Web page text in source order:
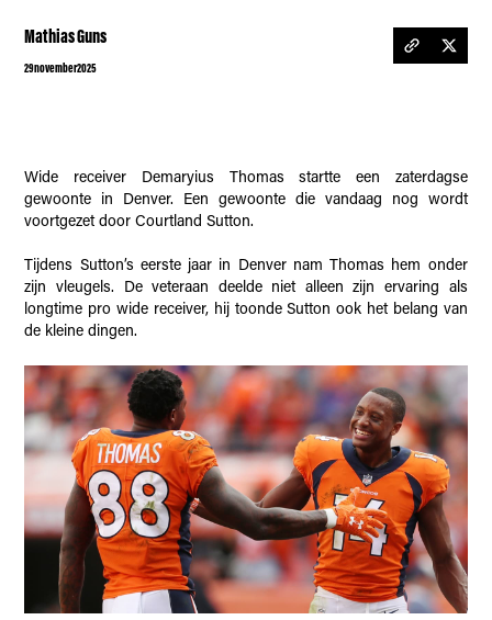
Mathias Guns
29november2025
Wide receiver Demaryius Thomas startte een zaterdagse
gewoonte in Denver. Een gewoonte die vandaag nog wordt
voortgezet door Courtland Sutton.
Tijdens Sutton’s eerste jaar in Denver nam Thomas hem onder
zijn vleugels. De veteraan deelde niet alleen zijn ervaring als
longtime pro wide receiver, hij toonde Sutton ook het belang van
de kleine dingen.